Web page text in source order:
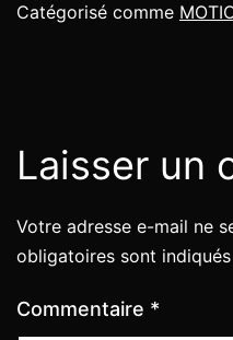
Catégorisé comme
Laisser un
Votre adresse e-mail ne
obligatoires sont
Commentaire *